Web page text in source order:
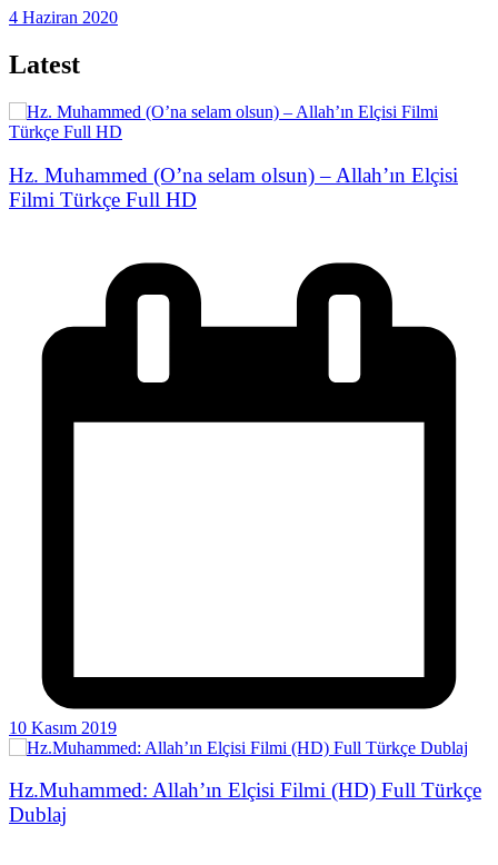
4 Haziran 2020
Latest
Hz. Muhammed (O’na selam olsun) – Allah’ın Elçisi
Filmi Türkçe Full HD
10 Kasım 2019
Hz.Muhammed: Allah’ın Elçisi Filmi (HD) Full Türkçe
Dublaj